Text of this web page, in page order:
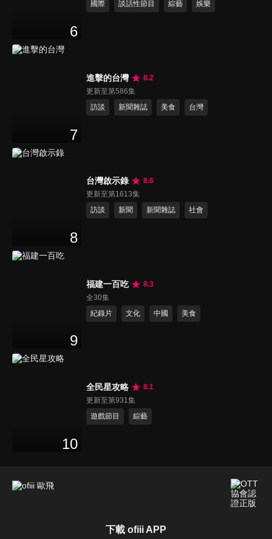
6
國際
談話性節目 綜藝 娛樂
7
進擊的台灣
8.2
更新至第586集
訪談
新聞雜誌 美食 台灣
8
台灣啟示錄
8.6
更新至第1613集
訪談
新聞 新聞雜誌 社會
9
福建一百吃
8.3
全30集
紀錄片
文化 中國 美食
10
全民星攻略
8.1
更新至第931集
遊戲節目
綜藝
下載 ofiii APP